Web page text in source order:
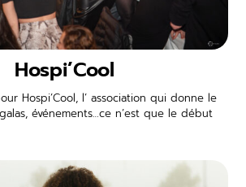
Hospi’Cool
Hospi’Cool, l’ association qui donne le
événements…ce n’est que le début